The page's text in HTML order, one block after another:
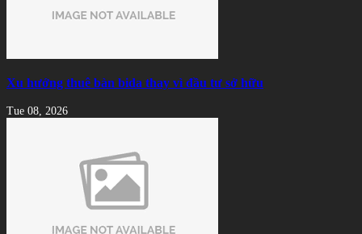
Xu hướng thuê bàn bida thay vì đầu tư sở hữu
Tue 08, 2026